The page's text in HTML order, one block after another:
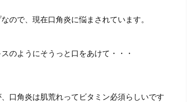
ので、現在口角炎に悩まされています。
のようにそうっと口をあけて・・・
口角炎は肌荒れってビタミン必須らしいです